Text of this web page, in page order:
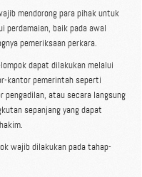
mendorong para pihak untuk
perdamaian, baik pada awal
pemeriksaan perkara.
dapat dilakukan melalui
kantor pemerintah seperti
pengadilan, atau secara langsung
sepanjang yang dapat
wajib dilakukan pada tahap-